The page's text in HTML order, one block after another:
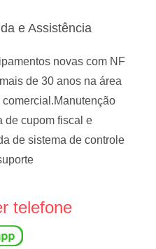
e Assistência
novas com NF
de 30 anos na área
de cupom fiscal e
de sistema de controle
telefone